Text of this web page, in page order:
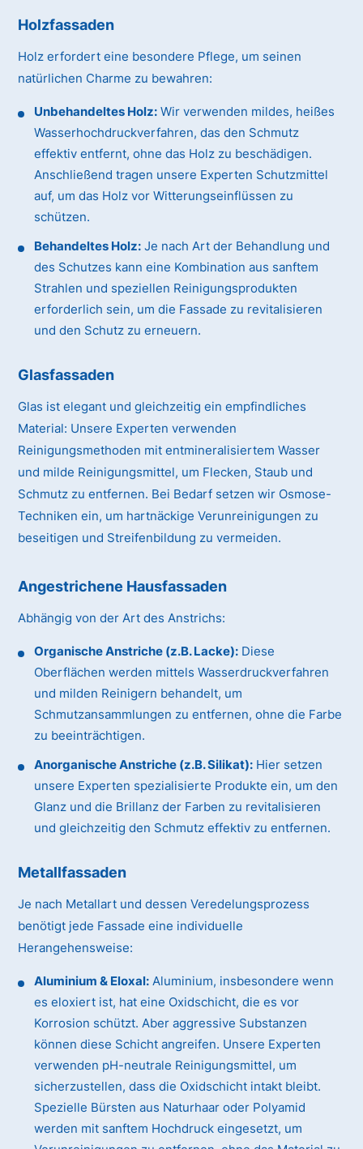
Holzfassaden
Holz erfordert eine besondere Pflege, um seinen
natürlichen Charme zu bewahren:
Unbehandeltes Holz: Wir verwenden mildes, heißes
Wasserhochdruckverfahren, das den Schmutz
effektiv entfernt, ohne das Holz zu beschädigen.
Anschließend tragen unsere Experten Schutzmittel
auf, um das Holz vor Witterungseinflüssen zu
schützen.
Behandeltes Holz: Je nach Art der Behandlung und
des Schutzes kann eine Kombination aus sanftem
Strahlen und speziellen Reinigungsprodukten
erforderlich sein, um die Fassade zu revitalisieren
und den Schutz zu erneuern.
Glasfassaden
Glas ist elegant und gleichzeitig ein empfindliches
Material: Unsere Experten verwenden
Reinigungsmethoden mit entmineralisiertem Wasser
und milde Reinigungsmittel, um Flecken, Staub und
Schmutz zu entfernen. Bei Bedarf setzen wir Osmose-
Techniken ein, um hartnäckige Verunreinigungen zu
beseitigen und Streifenbildung zu vermeiden.
Angestrichene Hausfassaden
Abhängig von der Art des Anstrichs:
Organische Anstriche (z.B. Lacke): Diese
Oberflächen werden mittels Wasserdruckverfahren
und milden Reinigern behandelt, um
Schmutzansammlungen zu entfernen, ohne die Farbe
zu beeinträchtigen.
Anorganische Anstriche (z.B. Silikat): Hier setzen
unsere Experten spezialisierte Produkte ein, um den
Glanz und die Brillanz der Farben zu revitalisieren
und gleichzeitig den Schmutz effektiv zu entfernen.
Metallfassaden
Je nach Metallart und dessen Veredelungsprozess
benötigt jede Fassade eine individuelle
Herangehensweise:
Aluminium & Eloxal: Aluminium, insbesondere wenn
es eloxiert ist, hat eine Oxidschicht, die es vor
Korrosion schützt. Aber aggressive Substanzen
können diese Schicht angreifen. Unsere Experten
verwenden pH-neutrale Reinigungsmittel, um
sicherzustellen, dass die Oxidschicht intakt bleibt.
Spezielle Bürsten aus Naturhaar oder Polyamid
werden mit sanftem Hochdruck eingesetzt, um